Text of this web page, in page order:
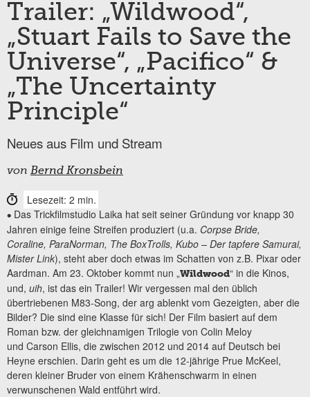
Trailer: „Wildwood“,
„Stuart Fails to Save the
Universe“, „Pacifico“ &
„The Uncertainty
Principle“
Neues aus Film und Stream
von Bernd Kronsbein
Lesezeit: 2 min.
• Das Trickfilmstudio Laika hat seit seiner Gründung vor knapp 30
Jahren einige feine Streifen produziert (u.a. Corpse Bride,
Coraline, ParaNorman, The BoxTrolls, Kubo – Der tapfere Samurai,
Mister Link), steht aber doch etwas im Schatten von z.B. Pixar oder
Aardman. Am 23. Oktober kommt nun „Wildwood“ in die Kinos,
und, uih, ist das ein Trailer! Wir vergessen mal den üblich
übertriebenen M83-Song, der arg ablenkt vom Gezeigten, aber die
Bilder? Die sind eine Klasse für sich! Der Film basiert auf dem
Roman bzw. der gleichnamigen Trilogie von Colin Meloy
und Carson Ellis, die zwischen 2012 und 2014 auf Deutsch bei
Heyne erschien. Darin geht es um die 12-jährige Prue McKeel,
deren kleiner Bruder von einem Krähenschwarm in einen
verwunschenen Wald entführt wird.